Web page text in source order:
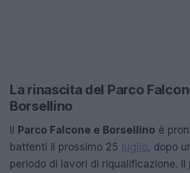
La rinascita del Parco
Borsellino
Parco Falcone e Borsellino è
battenti il prossimo 25 luglio, dopo
periodo di lavori di riqualificazione. Il